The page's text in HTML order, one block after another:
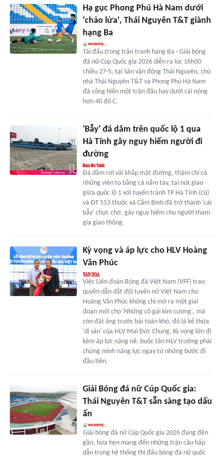
Hạ gục Phong Phú Hà Nam dưới
'chảo lửa', Thái Nguyên T&T giành
hạng Ba
Tái đấu trong trận tranh hạng Ba - Giải bóng
đá nữ Cúp Quốc gia 2026 diễn ra lúc 16h00
chiều 27-5, tại Sân vận động Thái Nguyên, chủ
nhà Thái Nguyên T&T và Phong Phú Hà Nam
đã cống hiến một trận đấu hay dưới cái nóng
hơn 40 độ C.
'Bẫy' đá dăm trên quốc lộ 1 qua
Hà Tĩnh gây nguy hiểm người đi
đường
Đá dăm rơi vãi khắp mặt đường, thậm chí có
những viên to bằng cả nắm tay, tại nút giao
giữa quốc lộ 1 với tuyến tránh TP Hà Tĩnh (cũ)
và ĐT 553 thuộc xã Cẩm Bình đã trở thành 'cái
bẫy' chực chờ, gây nguy hiểm cho người tham
gia giao thông.
Kỳ vọng và áp lực cho HLV Hoàng
Văn Phúc
Việc Liên đoàn Bóng đá Việt Nam (VFF) trao
quyền dẫn dắt đội tuyển nữ Việt Nam cho
Hoàng Văn Phúc không chỉ mở ra một giai
đoạn mới cho 'Những cô gái kim cương', mà
còn đặt ông trước bài toán khó, đó là kế thừa
'di sản' của HLV Mai Đức Chung. Kỳ vọng lớn đi
kèm áp lực nặng nề, buộc tân HLV trưởng phải
chứng minh năng lực ngay từ những bước đi
đầu tiên.
Giải Bóng đá nữ Cúp Quốc gia:
Thái Nguyên T&T sẵn sàng tạo dấu
ấn
Giải bóng đá nữ Cúp Quốc gia 2026 đang đến
gần, hứa hẹn mang đến những trận cầu hấp
dẫn trong hệ thống thi đấu bóng đá nữ quốc